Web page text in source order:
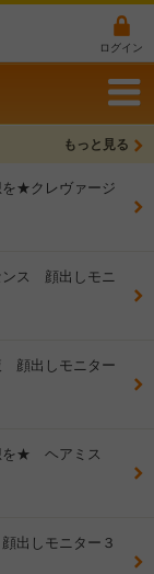
ログイン
もっと見る
を★クレヴァージ
ンス 顔出しモニ
顔出しモニター
を★ ヘアミス
出しモニター３